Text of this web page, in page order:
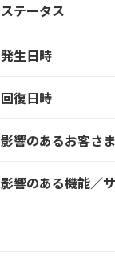
ステータス
発生日時
回復日時
影響のあるお客さま
影響のある機能／